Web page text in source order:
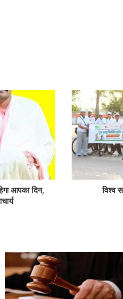
आपका दिन,
विश्व